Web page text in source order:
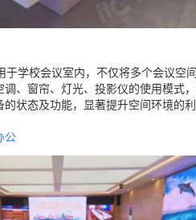
于学校会议室内，不仅将多个会议空
、窗帘、灯光、投影仪的使用模式
状态及功能，显著提升空间环境的
公